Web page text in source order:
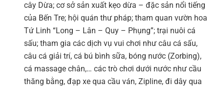
cây Dừa; cơ sở sản xuất kẹo dừa – đặc sản nổi tiếng
của Bến Tre; hội quán thư pháp; tham quan vườn hoa
Tứ Linh “Long – Lân – Quy – Phụng”; trại nuôi cá
sấu; tham gia các dịch vụ vui chơi như câu cá sấu,
câu cá giải trí, cá bú bình sữa, bóng nước (Zorbing),
cá massage chân,… các trò chơi dưới nước như cầu
thăng bằng, đạp xe qua cầu ván, Zipline, đi dây qua